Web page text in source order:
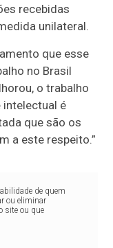
recebidas
unilateral.
que esse
no Brasil
o trabalho
intelectual é
que são os
a este respeito.”
de quem
ou eliminar
site ou que